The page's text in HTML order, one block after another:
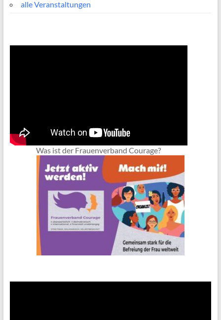
alle Veranstaltungen
Was ist der Frauenverband Courage?